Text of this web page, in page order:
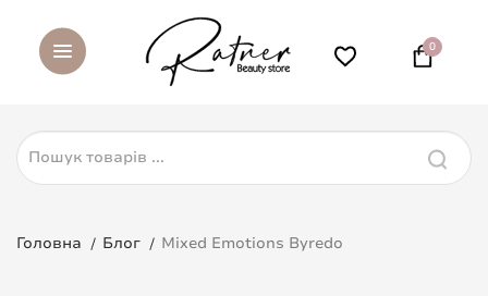
0
Головна Блог Mixed Emotions Byredo